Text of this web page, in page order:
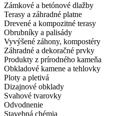
Zámkové a betónové dlažby
Terasy a záhradné platne
Drevené a kompozitné terasy
Obrubníky a palisády
Vyvýšené záhony, kompostéry
Záhradné a dekoračné prvky
Produkty z prírodného kameňa
Obkladové kamene a tehlovky
Ploty a pletivá
Dizajnové obklady
Svahové tvarovky
Odvodnenie
Stavebná chémia